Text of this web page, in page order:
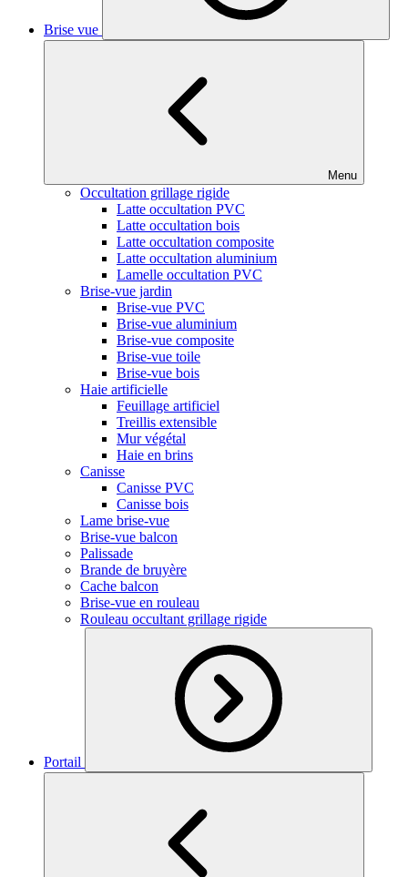
Brise vue
Menu
Occultation grillage rigide
Latte occultation PVC
Latte occultation bois
Latte occultation composite
Latte occultation aluminium
Lamelle occultation PVC
Brise-vue jardin
Brise-vue PVC
Brise-vue aluminium
Brise-vue composite
Brise-vue toile
Brise-vue bois
Haie artificielle
Feuillage artificiel
Treillis extensible
Mur végétal
Haie en brins
Canisse
Canisse PVC
Canisse bois
Lame brise-vue
Brise-vue balcon
Palissade
Brande de bruyère
Cache balcon
Brise-vue en rouleau
Rouleau occultant grillage rigide
Portail